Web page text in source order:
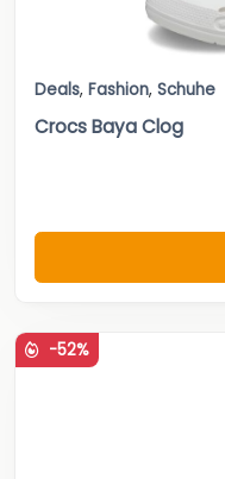
Deals, Fashion, Schuhe
Crocs Baya Clog
-52%